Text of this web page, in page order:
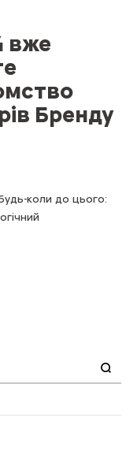
вже
Бренду
коли до цього: